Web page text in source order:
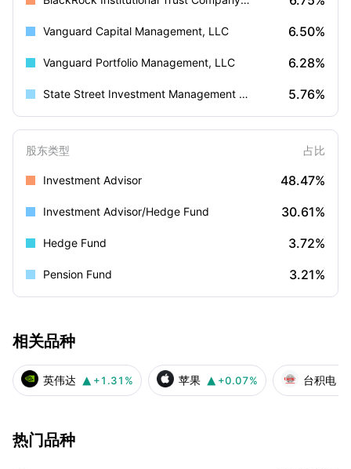
Vanguard Capital Management, LLC 6.50%
Vanguard Portfolio Management, LLC 6.28%
State Street Investment Management (US) 5.76%
股东类型 占比
Investment Advisor 48.47%
Investment Advisor/Hedge Fund 30.61%
Hedge Fund 3.72%
Pension Fund 3.21%
相关品种
英伟达  +1.31% 苹果  +0.07% 台积电
热门品种